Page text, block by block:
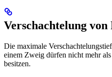
Verschachtelung von
Die maximale
einem Zweig dürfen nicht mehr
besitzen.